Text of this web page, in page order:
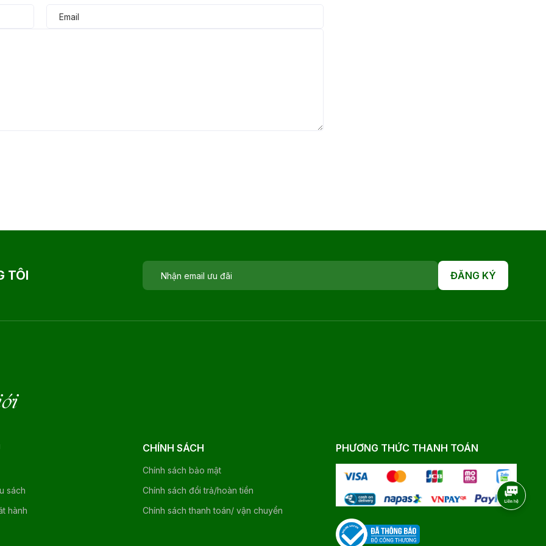
TÔI ĐĂNG KÝ
sách
hành
CHÍNH SÁCH
Chính sách bảo mật
Chính sách đổi trả/hoàn tiền
Chính sách thanh toán/ vận chuyển
PHƯƠNG THỨC THANH TOÁN